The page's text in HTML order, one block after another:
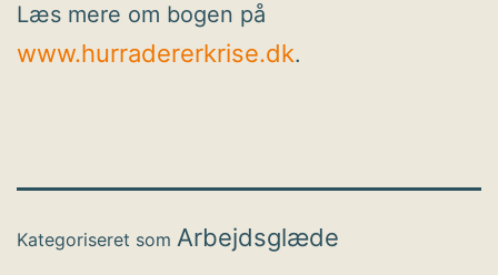
Læs mere om bogen på
www.hurradererkrise.dk.
Kategoriseret som Arbejdsglæde